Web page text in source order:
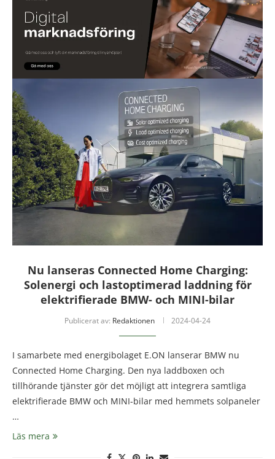
Nu lanseras Connected Home Charging:
Solenergi och lastoptimerad laddning för
elektrifierade BMW- och MINI-bilar
Publicerat av: Redaktionen 2024-04-24
I samarbete med energibolaget E.ON lanserar BMW nu
Connected Home Charging. Den nya laddboxen och
tillhörande tjänster gör det möjligt att integrera samtliga
elektrifierade BMW och MINI-bilar med hemmets solpaneler
…
Läs mera